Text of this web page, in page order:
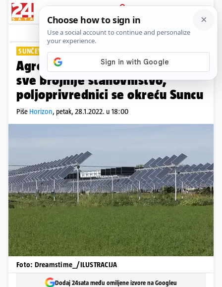
PRIJAVA
Lifestyle Komentari
SUNČEVA ENERGIJA
Agrovoltaika: Kako bi prehranili
sve brojnije stanovništvo,
poljoprivrednici se okreću Suncu
Piše Horizon, petak, 28.1.2022. u 18:00
Foto: Dreamstime_/ILUSTRACIJA
Dodaj 24sata među omiljene izvore na Googleu